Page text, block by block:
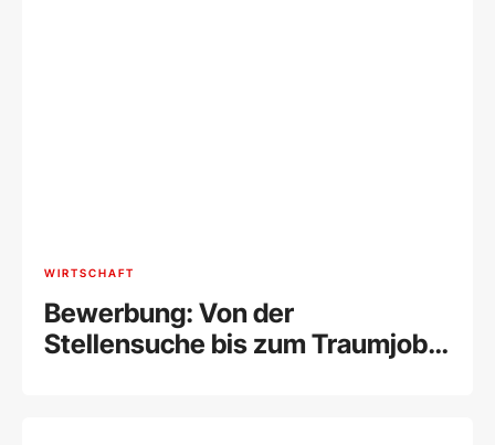
WIRTSCHAFT
Bewerbung: Von der
Stellensuche bis zum Traumjob